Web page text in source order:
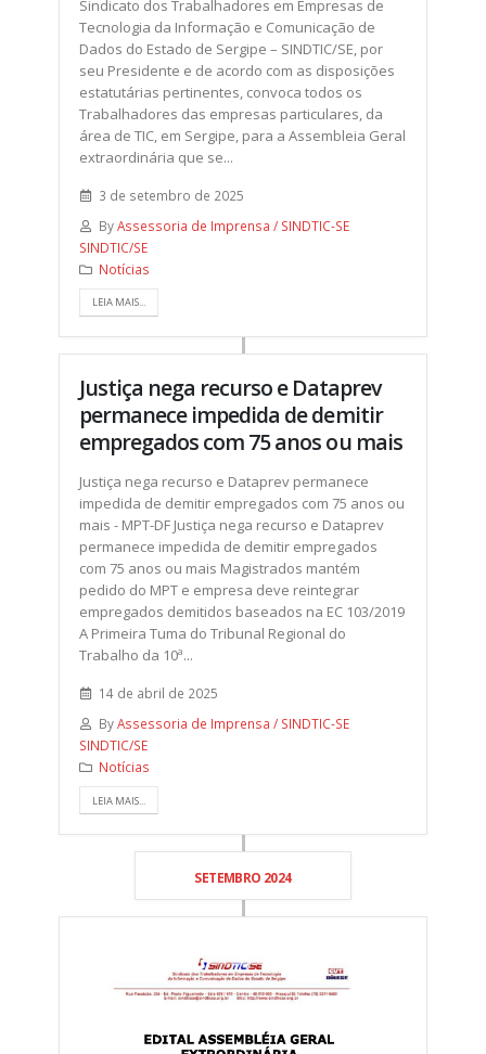
Sindicato dos Trabalhadores em Empresas de
Tecnologia da Informação e Comunicação de
Dados do Estado de Sergipe – SINDTIC/SE, por
seu Presidente e de acordo com as disposições
estatutárias pertinentes, convoca todos os
Trabalhadores das empresas particulares, da
área de TIC, em Sergipe, para a Assembleia Geral
extraordinária que se...
3 de setembro de 2025
ByAssessoria de Imprensa / SINDTIC-SE
SINDTIC/SE
Notícias
LEIA MAIS...
Justiça nega recurso e Dataprev
permanece impedida de demitir
empregados com 75 anos ou mais
Justiça nega recurso e Dataprev permanece
impedida de demitir empregados com 75 anos ou
mais - MPT-DF Justiça nega recurso e Dataprev
permanece impedida de demitir empregados
com 75 anos ou mais Magistrados mantém
pedido do MPT e empresa deve reintegrar
empregados demitidos baseados na EC 103/2019
A Primeira Tuma do Tribunal Regional do
Trabalho da 10ª...
14 de abril de 2025
ByAssessoria de Imprensa / SINDTIC-SE
SINDTIC/SE
Notícias
LEIA MAIS...
SETEMBRO 2024